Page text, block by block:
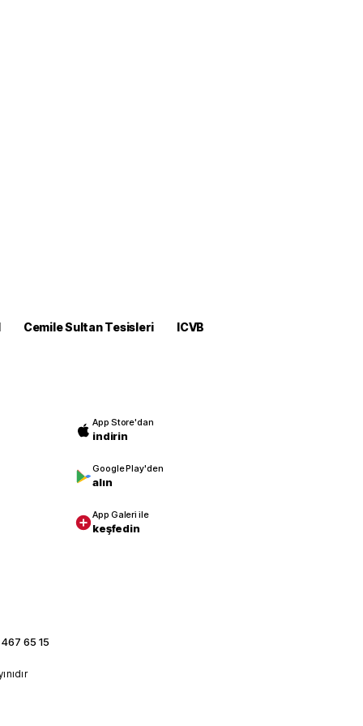
Cemile Sultan Tesisleri
ICVB
App Store'dan
indirin
Google Play'den
alın
App Galeri ile
keşfedin
65 15